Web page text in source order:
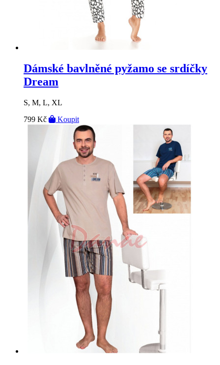
Dámské bavlněné pyžamo se srdíčky
Dream
S, M, L, XL
799 Kč
Koupit